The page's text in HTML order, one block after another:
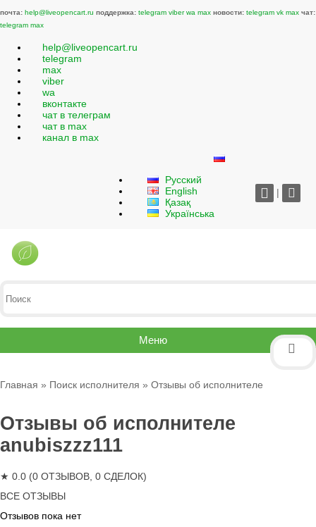
почта: help@liveopencart.ru поддержка: telegram viber wa max новости: telegram vk max чат:
telegram max
help@liveopencart.ru
telegram
max
viber
wa
вконтакте
чат в телеграм
чат в max
канал в max
Русский
English
Қазақ
Українська
|
Меню
Главная » Поиск исполнителя » Отзывы об исполнителе
Отзывы об исполнителе
anubiszzz111
★ 0.0 (0 ОТЗЫВОВ, 0 СДЕЛОК)
ВСЕ ОТЗЫВЫ
Отзывов пока нет